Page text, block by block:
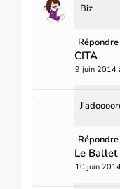
Biz
Répondre
CITA
9 juin 2014
Répondre
Le Ballet
10 juin